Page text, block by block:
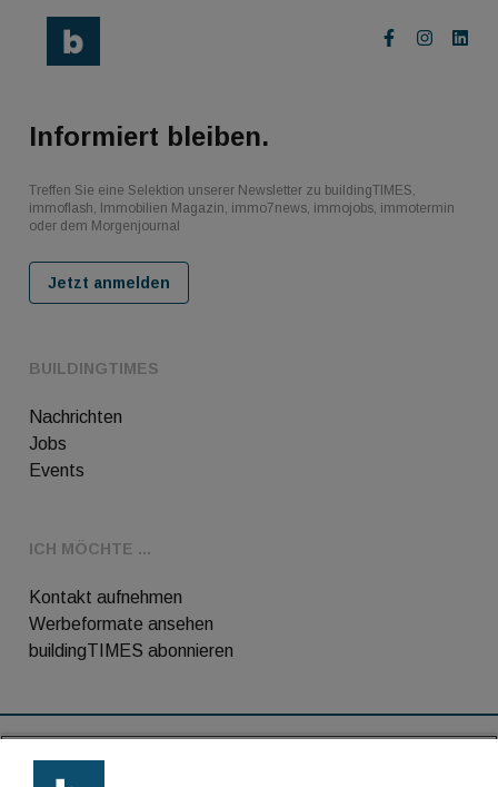
BUILDINGTIMES
Nachrichten
Jobs
Events
ICH MÖCHTE ...
Kontakt aufnehmen
Werbeformate ansehen
buildingTIMES abonnieren
Informiert bleiben.
Treffen Sie eine Selektion unserer Newsletter zu buildingTIMES,
immoflash, Immobilien Magazin, immo7news, immojobs, immotermin
oder dem Morgenjournal
Jetzt anmelden